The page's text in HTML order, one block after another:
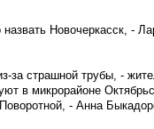
Новочеркасск, -
за страшной трубы, -
в микрорайоне
- Анна